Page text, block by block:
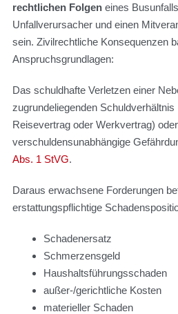
rechtlichen Folgen eines
Unfallverursacher und einen
sein. Zivilrechtliche Konsequenzen
Anspruchsgrundlagen:
Das schuldhafte Verletzen einer
zugrundeliegenden
Reisevertrag oder Werkvertrag)
verschuldensunabhängige
Abs. 1 StVG.
Daraus erwachsene Forderungen
erstattungspflichtige
Schadenersatz
Schmerzensgeld
Haushaltsführungsschaden
außer-/gerichtliche Kosten
materieller Schaden